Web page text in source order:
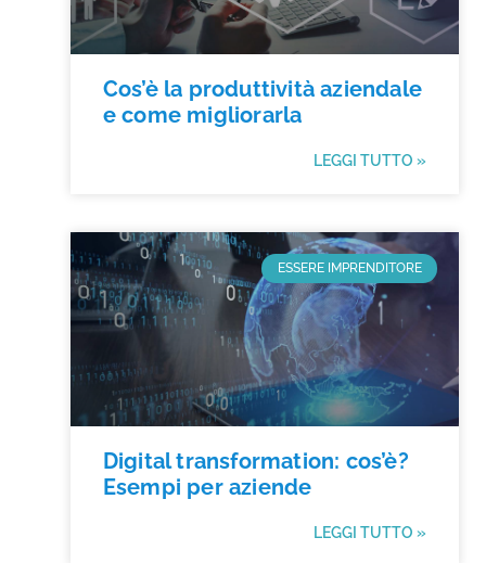
Cos’è la produttività aziendale
e come migliorarla
LEGGI TUTTO »
ESSERE IMPRENDITORE
Digital transformation: cos’è?
Esempi per aziende
LEGGI TUTTO »